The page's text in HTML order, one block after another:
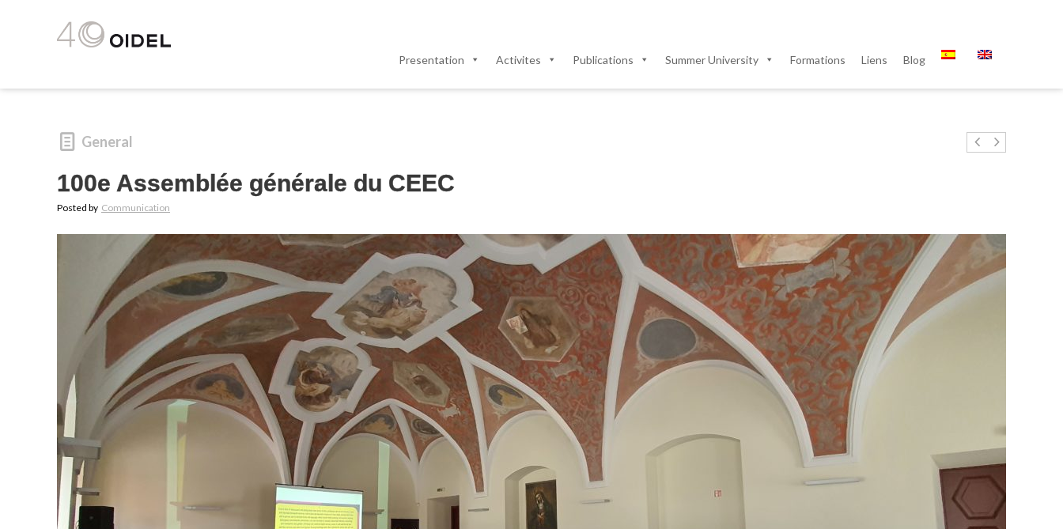
Presentation Activites Publications Summer University Formations Liens Blog
General
100e Assemblée générale du CEEC
Posted by Communication